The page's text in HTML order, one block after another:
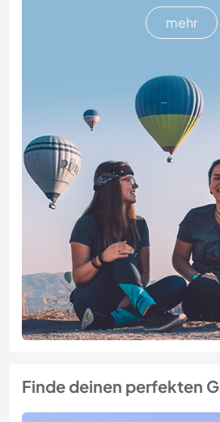
mehr
Finde deinen perfekten